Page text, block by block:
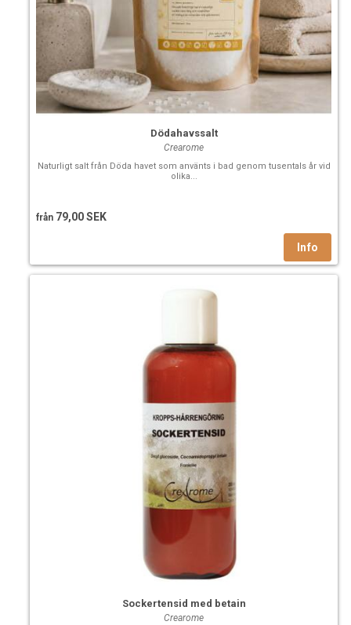
Dödahavssalt
Crearome
Naturligt salt från Döda havet som använts i bad genom tusentals år vid
olika...
från 79,00 SEK
Sockertensid med betain
Crearome